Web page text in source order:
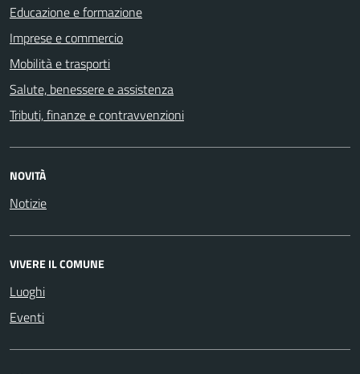
Educazione e formazione
Imprese e commercio
Mobilità e trasporti
Salute, benessere e assistenza
Tributi, finanze e contravvenzioni
NOVITÀ
Notizie
VIVERE IL COMUNE
Luoghi
Eventi